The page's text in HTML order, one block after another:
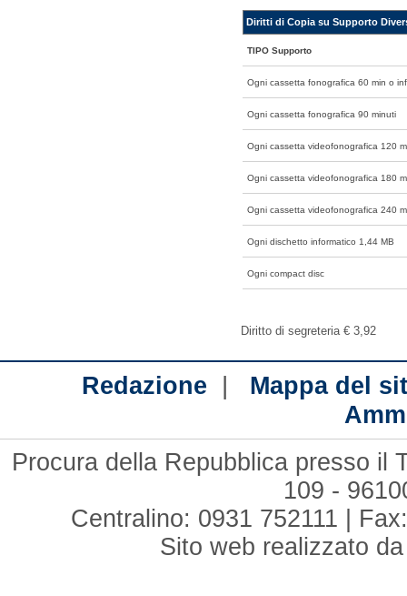
Diritti di Copia su Supporto
TIPO Supporto
Ogni cassetta fonografica 60 min o
Ogni cassetta fonografica 90 minuti
Ogni cassetta videofonografica 120
Ogni cassetta videofonografica 180
Ogni cassetta videofonografica 240
Ogni dischetto informatico 1,44 MB
Ogni compact disc
Diritto di segreteria € 3,92
Redazione
Mappa del
Procura della Repubblica presso il
109 -
Centralino: 0931 752111 |
Sito web realizzato